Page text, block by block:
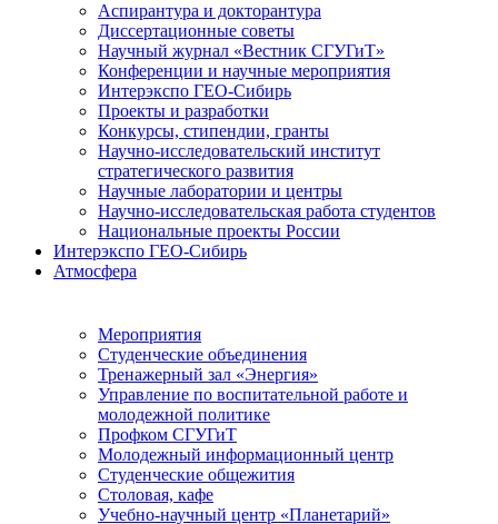
Аспирантура и докторантура
Диссертационные советы
Научный журнал «Вестник СГУГиТ»
Конференции и научные мероприятия
Интерэкспо ГЕО-Сибирь
Проекты и разработки
Конкурсы, стипендии, гранты
Научно-исследовательский институт
стратегического развития
Научные лаборатории и центры
Научно-исследовательская работа студентов
Национальные проекты России
Интерэкспо ГЕО-Сибирь
Атмосфера
Мероприятия
Студенческие объединения
Тренажерный зал «Энергия»
Управление по воспитательной работе и
молодежной политике
Профком СГУГиТ
Молодежный информационный центр
Студенческие общежития
Столовая, кафе
Учебно-научный центр «Планетарий»